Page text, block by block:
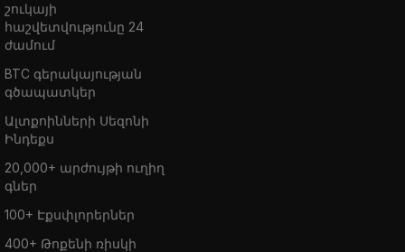
շուկայի
հաշվետվությունը 24
ժամում
BTC գերակայության
գծապատկեր
Ալտքոինների Սեզոնի
Ինդեքս
20,000+ արժույթի ուղիղ
գներ
100+ Էքսփլորերներ
400+ Թոքենի ռիսկի